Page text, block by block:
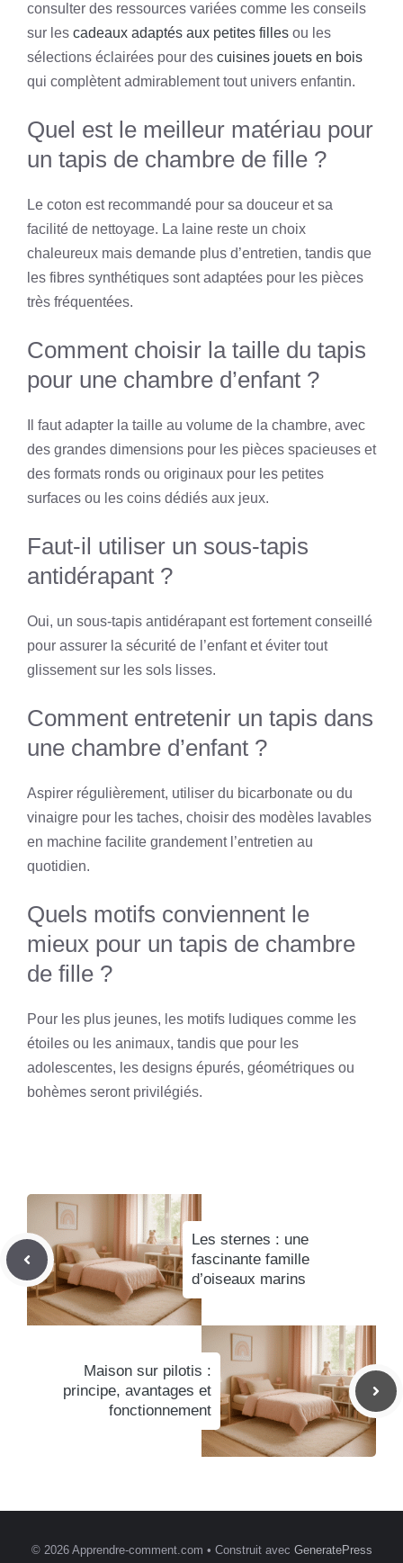
consulter des ressources variées comme les conseils
sur les cadeaux adaptés aux petites filles ou les
sélections éclairées pour des cuisines jouets en bois
qui complètent admirablement tout univers enfantin.
Quel est le meilleur matériau pour
un tapis de chambre de fille ?
Le coton est recommandé pour sa douceur et sa
facilité de nettoyage. La laine reste un choix
chaleureux mais demande plus d’entretien, tandis que
les fibres synthétiques sont adaptées pour les pièces
très fréquentées.
Comment choisir la taille du tapis
pour une chambre d’enfant ?
Il faut adapter la taille au volume de la chambre, avec
des grandes dimensions pour les pièces spacieuses et
des formats ronds ou originaux pour les petites
surfaces ou les coins dédiés aux jeux.
Faut-il utiliser un sous-tapis
antidérapant ?
Oui, un sous-tapis antidérapant est fortement conseillé
pour assurer la sécurité de l’enfant et éviter tout
glissement sur les sols lisses.
Comment entretenir un tapis dans
une chambre d’enfant ?
Aspirer régulièrement, utiliser du bicarbonate ou du
vinaigre pour les taches, choisir des modèles lavables
en machine facilite grandement l’entretien au
quotidien.
Quels motifs conviennent le
mieux pour un tapis de chambre
de fille ?
Pour les plus jeunes, les motifs ludiques comme les
étoiles ou les animaux, tandis que pour les
adolescentes, les designs épurés, géométriques ou
bohèmes seront privilégiés.
Les sternes : une
fascinante famille
d’oiseaux marins
Maison sur pilotis :
principe, avantages et
fonctionnement
© 2026 Apprendre-comment.com • Construit avec GeneratePress